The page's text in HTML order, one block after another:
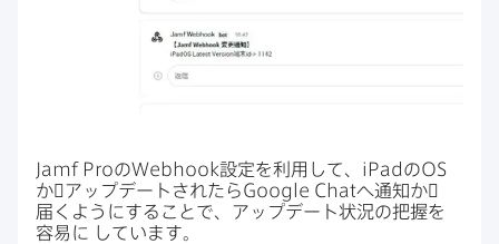
Jamf ProのWebhook設定を​利用して、 iPad のOS
か​゙アップデートされたらGoogle Chatへ​通知か​゙
届くように​する​ことで、​アップデート状況の​把握を​
容易に しています。